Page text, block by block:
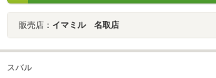
販売店： イマミル 名取店
スバル